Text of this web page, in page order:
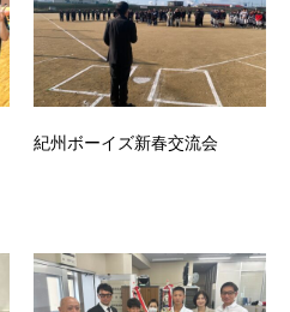
紀州ボーイズ新春交流会